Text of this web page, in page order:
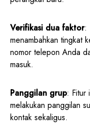
Verifikasi dua faktor:
menambahkan tingkat
nomor telepon Anda
masuk.
Panggilan grup: Fitur
melakukan panggilan
kontak sekaligus.